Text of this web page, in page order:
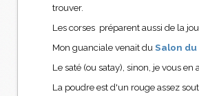
trouver.
Les corses préparent aussi de la
Mon guanciale venait du Salon
Le saté (ou satay), sinon, je vous
La poudre est d'un rouge assez